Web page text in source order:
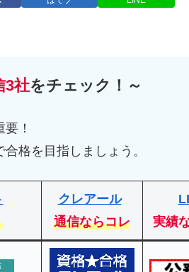
3社をチェック！～
！
合格を目指しましょう。
クレアール
通信ならコレ
実績